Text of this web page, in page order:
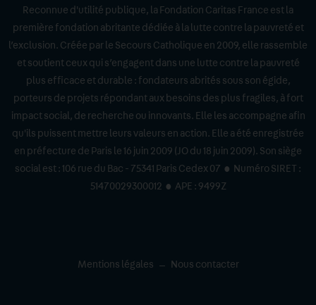
Reconnue d'utilité publique, la Fondation Caritas France est la
première fondation abritante dédiée à la lutte contre la pauvreté et
l’exclusion. Créée par le Secours Catholique en 2009, elle rassemble
et soutient ceux qui s’engagent dans une lutte contre la pauvreté
plus efficace et durable : fondateurs abrités sous son égide,
porteurs de projets répondant aux besoins des plus fragiles, à fort
impact social, de recherche ou innovants. Elle les accompagne afin
qu'ils puissent mettre leurs valeurs en action. Elle a été enregistrée
en préfecture de Paris le 16 juin 2009 (JO du 18 juin 2009). Son siège
social est : 106 rue du Bac - 75341 Paris Cedex 07 • Numéro SIRET :
51470029300012 • APE : 9499Z
Mentions légales Nous contacter